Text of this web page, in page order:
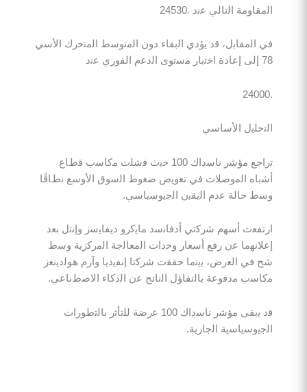
اﻟﺗﺎﻟﻲ ﻋﻧد .24530
ﻗد ﯾؤدي اﻟﺑﻘﺎء دون اﻟﻣﺗوﺳط اﻟﻣﺗﺣرك اﻷﺳﻲ
اﻷﺳﺎﺳﻲ
ﺗراﺟﻊ ﻣؤﺷر ﻧﺎﺳداك 100 ﺣﯾث ﻓﺷﻠت ﻣﻛﺎﺳب ﻗطﺎع
اﻟﻣوﺻﻼت ﻓﻲ ﺗﻌوﯾض ﺿﻐوط اﻟﺳوق اﻷوﺳﻊ ﻧطﺎﻗًﺎ
ﻋدم اﻟﯾﻘﯾن اﻟﺟﯾوﺳﯾﺎﺳﻲ.
أﺳﮭم ﺷرﻛﺗﻲ أدﻓﺎﻧﺳد ﻣﺎﯾﻛرو دﯾﻔﺎﯾﺳز وإﻧﺗل ﺑﻌد
ﻋن رﻓﻊ أﺳﻌﺎر وﺣدات اﻟﻣﻌﺎﻟﺟﺔ اﻟﻣرﻛزﯾﺔ وﺳط
اﻟﻌرض، ﺑﯾﻧﻣﺎ ﺣﻘﻘت ﺷرﻛﺗﺎ إﻧﻔﯾدﯾﺎ وآرم ھوﻟدﯾﻧﻐز
ﻣدﻓوﻋﺔ ﺑﺎﻟﺗﻔﺎؤل اﻟﻧﺎﺗﺞ ﻋن اﻟذﻛﺎء اﻻﺻطﻧﺎﻋﻲ.
ﻗد ﯾﺑﻘﻰ ﻣؤﺷر ﻧﺎﺳداك 100 ﻋرﺿﺔ ﻟﻠﺗﺄﺛر ﺑﺎﻟﺗطورات
اﻟﺟﺎرﯾﺔ.